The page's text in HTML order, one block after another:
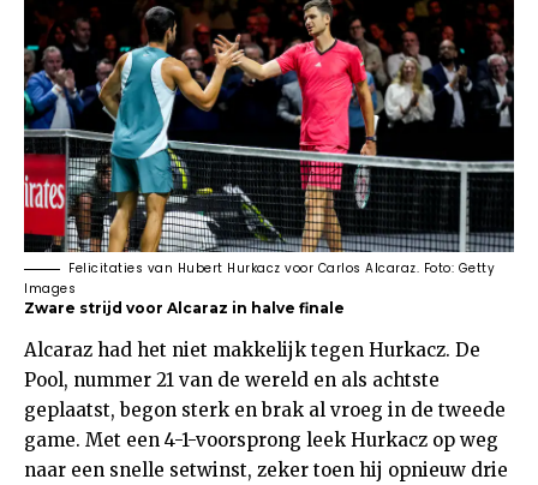
Felicitaties van Hubert Hurkacz voor Carlos Alcaraz. Foto: Getty
Images
Zware strijd voor Alcaraz in halve finale
Alcaraz had het niet makkelijk tegen Hurkacz. De
Pool, nummer 21 van de wereld en als achtste
geplaatst, begon sterk en brak al vroeg in de tweede
game. Met een 4-1-voorsprong leek Hurkacz op weg
naar een snelle setwinst, zeker toen hij opnieuw drie